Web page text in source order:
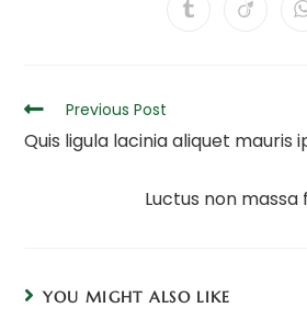
new new
Opens Opens
Read
articles
Previous Post
Quis ligula lacinia aliquet mauris
Luctus non massa
YOU MIGHT ALSO LIKE